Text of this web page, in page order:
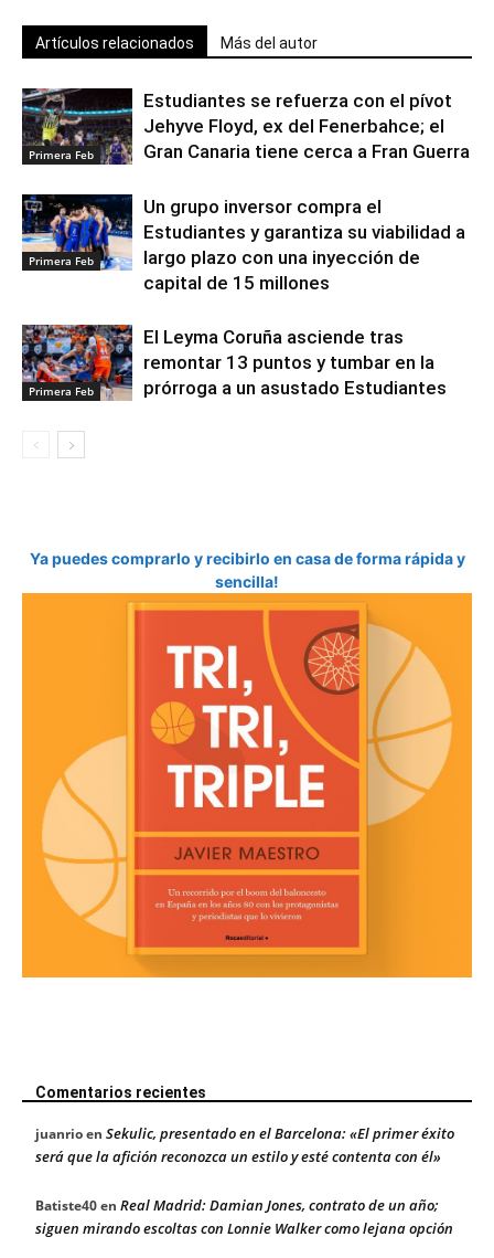
Artículos relacionados Más del autor
Primera Feb
Estudiantes se refuerza con el pívot
Jehyve Floyd, ex del Fenerbahce; el
Gran Canaria tiene cerca a Fran Guerra
Primera Feb
Un grupo inversor compra el
Estudiantes y garantiza su viabilidad a
largo plazo con una inyección de
capital de 15 millones
Primera Feb
El Leyma Coruña asciende tras
remontar 13 puntos y tumbar en la
prórroga a un asustado Estudiantes
Ya puedes comprarlo y recibirlo en casa de forma rápida y
sencilla!
Comentarios recientes
juanrioen Sekulic, presentado en el Barcelona: «El primer éxito
será que la afición reconozca un estilo y esté contenta con él»
Batiste40en Real Madrid: Damian Jones, contrato de un año;
siguen mirando escoltas con Lonnie Walker como lejana opción